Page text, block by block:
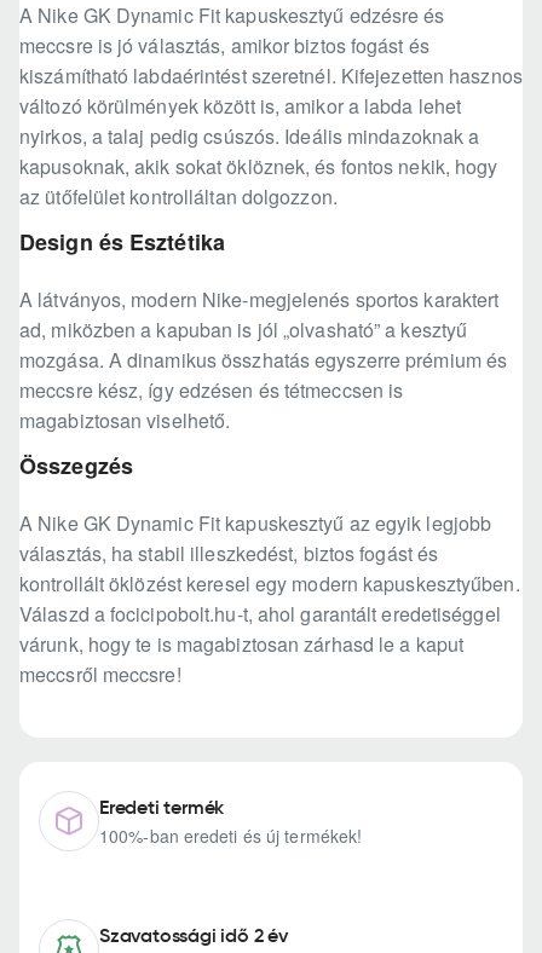
A Nike GK Dynamic Fit kapuskesztyű edzésre és
meccsre is jó választás, amikor biztos fogást és
kiszámítható labdaérintést szeretnél. Kifejezetten hasznos
változó körülmények között is, amikor a labda lehet
nyirkos, a talaj pedig csúszós. Ideális mindazoknak a
kapusoknak, akik sokat öklöznek, és fontos nekik, hogy
az ütőfelület kontrolláltan dolgozzon.
Design és Esztétika
A látványos, modern Nike-megjelenés sportos karaktert
ad, miközben a kapuban is jól „olvasható” a kesztyű
mozgása. A dinamikus összhatás egyszerre prémium és
meccsre kész, így edzésen és tétmeccsen is
magabiztosan viselhető.
Összegzés
A Nike GK Dynamic Fit kapuskesztyű az egyik legjobb
választás, ha stabil illeszkedést, biztos fogást és
kontrollált öklözést keresel egy modern kapuskesztyűben.
Válaszd a focicipobolt.hu-t, ahol garantált eredetiséggel
várunk, hogy te is magabiztosan zárhasd le a kaput
meccsről meccsre!
Eredeti termék
100%-ban eredeti és új termékek!
Szavatossági idő 2 év